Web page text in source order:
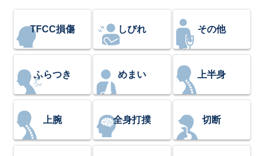
TFCC損傷 しびれ その他
ふらつき めまい 上半身
上腕 全身打撲 切断